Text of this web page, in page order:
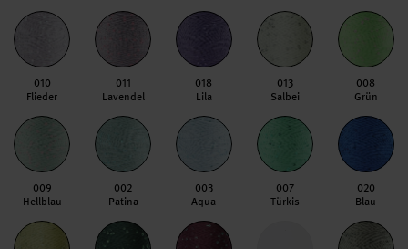
010
Flieder
011
Lavendel
018
Lila
013
Salbei
008
Grün
009
Hellblau
002
Patina
003
Aqua
007
Türkis
020
Blau